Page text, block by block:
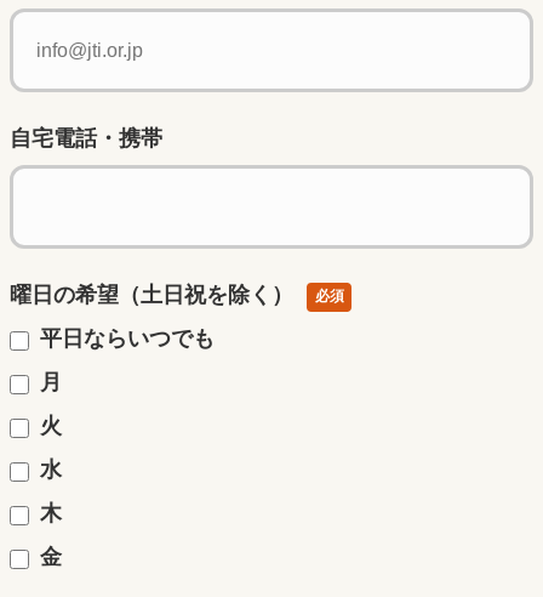
自宅電話・携帯
曜日の希望（土日祝を除く） 必須
平日ならいつでも
月
火
水
木
金